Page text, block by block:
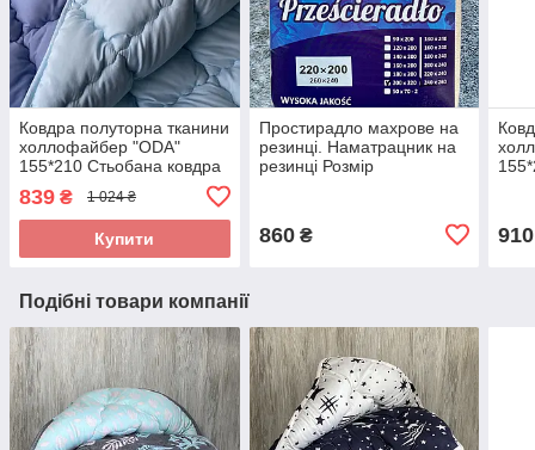
Ковдра полуторна тканини
холлофайбер "ODA"
155*210 Стьобана ковдра
839 ₴ 1 024 ₴
Купити
Простирадло махрове на
резинці. Наматрацник на
резинці Розмір
860₴ 910
Подібні товари компанії